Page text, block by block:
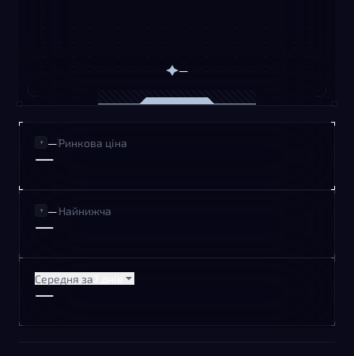
—
—Ринкова ціна
—
—Найнижча
—
Середня за
—